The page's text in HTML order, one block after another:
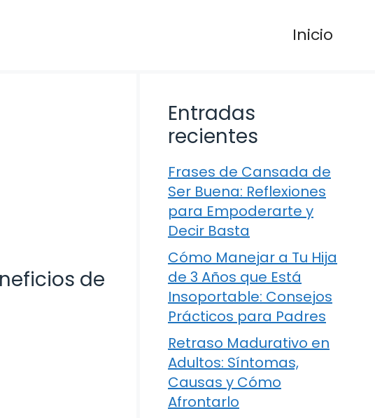
Inicio
de
Entradas
recientes
Frases de Cansada de
Ser Buena: Reflexiones
para Empoderarte y
Decir Basta
Cómo Manejar a Tu Hija
de 3 Años que Está
Insoportable: Consejos
Prácticos para Padres
Retraso Madurativo en
Adultos: Síntomas,
Causas y Cómo
Afrontarlo